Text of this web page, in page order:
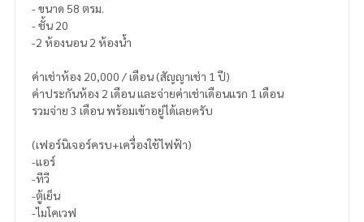
- ขนาด 58 ตรม.
- ชั้น 20
-2 ห้องนอน 2 ห้องน้ำ
ค่าเช่าห้อง 20,000 / เดือน (สัญญาเช่า 1 ปี)
ค่าประกันห้อง 2 เดือน และจ่ายค่าเช่าเดือนแรก 1 เดือน
รวมจ่าย 3 เดือน พร้อมเข้าอยู่ได้เลยครับ
(เฟอร์นิเจอร์ครบ+เครื่องใช้ไฟฟ้า)
-แอร์
-ทีวี
-ตู้เย็น
-ไมโคเวฟ